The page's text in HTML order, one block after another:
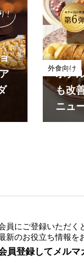
外食向け
ホテ
も改
ニュ
員にご登録いただく
新のお役立ち情報を
員登録してメルマ